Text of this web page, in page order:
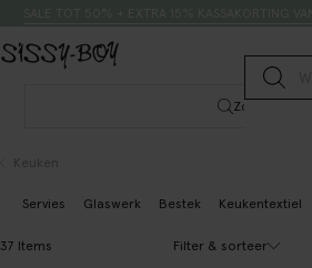
Submit
Zoeken
Keuken
Servies Glaswerk Bestek Keukentextiel
37 Items Filter & sorteer